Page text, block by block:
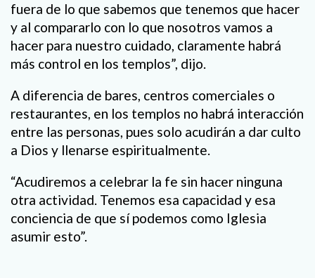
fuera de lo que sabemos que tenemos que hacer
y al compararlo con lo que nosotros vamos a
hacer para nuestro cuidado, claramente habrá
más control en los templos”, dijo.
A diferencia de bares, centros comerciales o
restaurantes, en los templos no habrá interacción
entre las personas, pues solo acudirán a dar culto
a Dios y llenarse espiritualmente.
“Acudiremos a celebrar la fe sin hacer ninguna
otra actividad. Tenemos esa capacidad y esa
conciencia de que sí podemos como Iglesia
asumir esto”.